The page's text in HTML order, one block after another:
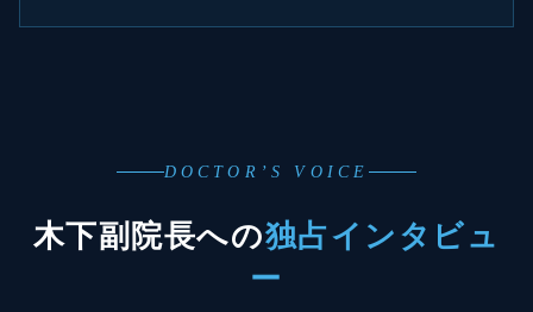
DOCTOR’S VOICE
木下副院長への独占インタビュ
ー